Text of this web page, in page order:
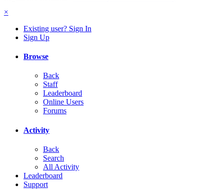
×
Existing user? Sign In
Sign Up
Browse
Back
Staff
Leaderboard
Online Users
Forums
Activity
Back
Search
All Activity
Leaderboard
Support